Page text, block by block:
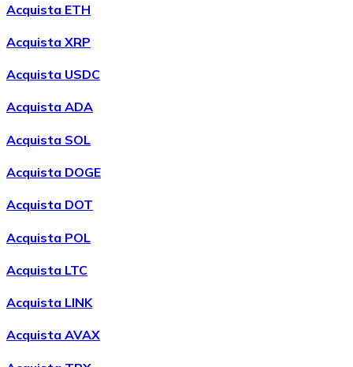
AcquistareChainlink
LINK
AcquistareWrapped Bitcoin
Acquista ETH
Acquista XRP
Acquista USDC
Acquista ADA
Acquista SOL
Acquista DOGE
Acquista DOT
Acquista POL
Acquista LTC
Acquista LINK
Acquista AVAX